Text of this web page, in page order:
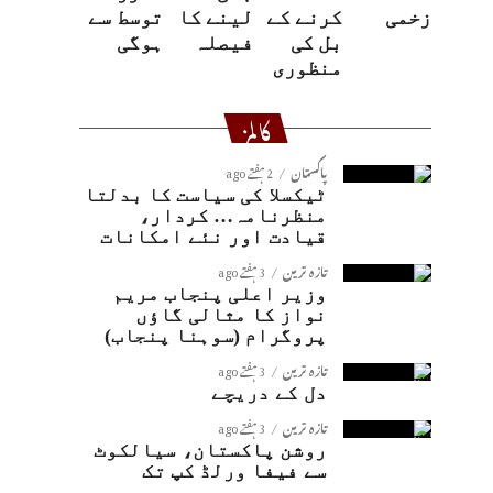
زخمی
کرنے کے
بل کی
منظوری
لینے کا
فیصلہ
توسط سے
ہوگی
کالمز
پاکستان 2 ہفتے ago
ٹیکسلا کی سیاست کا بدلتا
منظرنامہ… کردار،
قیادت اور نئے امکانات
تازہ ترین 3 ہفتے ago
وزیر اعلی پنجاب مریم
نواز کا مثالی گاؤں
پروگرام (سوہنا پنجاب)
تازہ ترین 3 ہفتے ago
دل کے دریچے
تازہ ترین 3 ہفتے ago
روشن پاکستان، سیالکوٹ
سے فیفا ورلڈ کپ تک